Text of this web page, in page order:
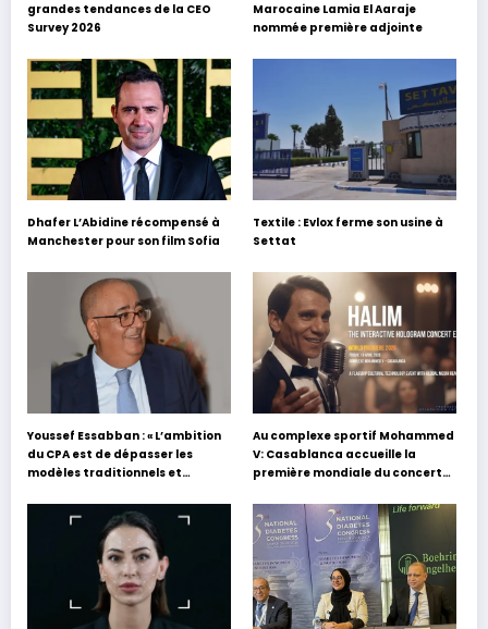
grandes tendances de la CEO
Survey 2026
Marocaine Lamia El Aaraje
nommée première adjointe
Dhafer L’Abidine récompensé à
Manchester pour son film Sofia
Textile : Evlox ferme son usine à
Settat
Youssef Essabban : « L’ambition
du CPA est de dépasser les
modèles traditionnels et
s’appuyant sur le partage des
expériences »
Au complexe sportif Mohammed
V: Casablanca accueille la
première mondiale du concert
Hafez